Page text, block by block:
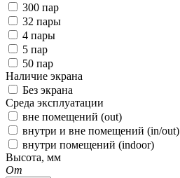
300 пар
32 пары
4 пары
5 пар
50 пар
Наличие экрана
Без экрана
Среда эксплуатации
вне помещений (out)
внутри и вне помещений (in/out)
внутри помещений (indoor)
Высота, мм
От